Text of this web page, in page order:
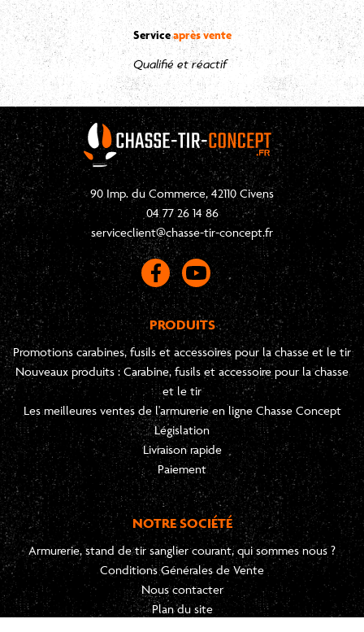
Serviceaprès vente
Qualifié et réactif
90 Imp. du Commerce, 42110 Civens
04 77 26 14 86
serviceclient@chasse-tir-concept.fr
PRODUITS
Promotions carabines, fusils et accessoires pour la chasse et le tir
Nouveaux produits : Carabine, fusils et accessoire pour la chasse
et le tir
Les meilleures ventes de l'armurerie en ligne Chasse Concept
Législation
Livraison rapide
Paiement
NOTRE SOCIÉTÉ
Armurerie, stand de tir sanglier courant, qui sommes nous ?
Conditions Générales de Vente
Nous contacter
Plan du site